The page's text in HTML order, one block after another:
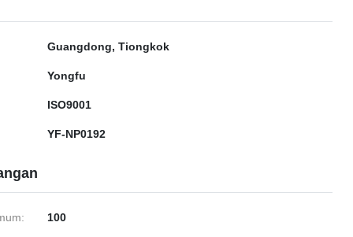
Guangdong, Tiongkok
Yongfu
ISO9001
YF-NP0192
100